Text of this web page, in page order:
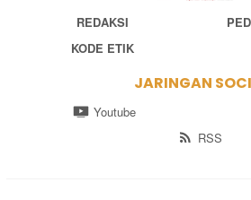
REDAKSI
KODE ETIK
JARINGAN
Youtube
RSS